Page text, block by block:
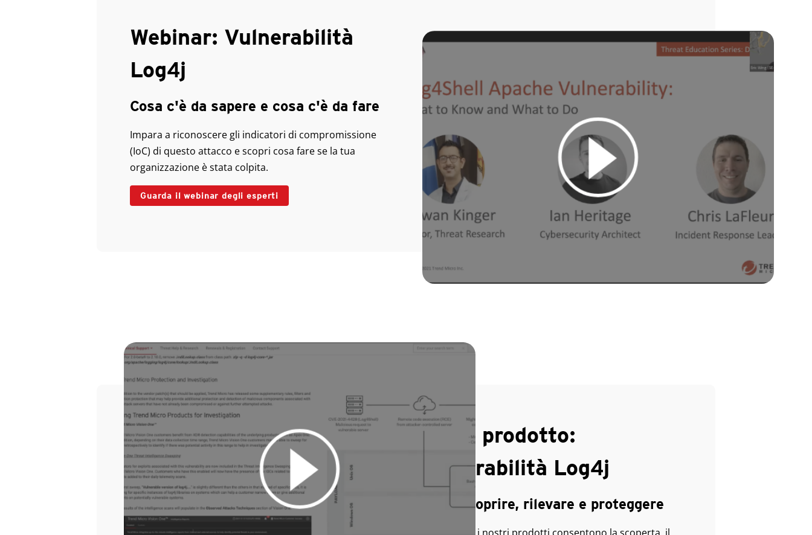
Webinar: Vulnerabilità
Log4j
Cosa c'è da sapere e cosa c'è da fare
Impara a riconoscere gli indicatori di compromissione
(IoC) di questo attacco e scopri cosa fare se la tua
organizzazione è stata colpita.
Guarda il webinar degli esperti
Demo prodotto:
Vulnerabilità Log4j
Come scoprire, rilevare e proteggere